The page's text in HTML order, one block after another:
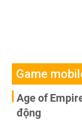
Game
Age of
động